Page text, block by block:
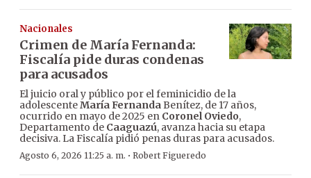
Nacionales
Crimen de María Fernanda:
Fiscalía pide duras condenas
para acusados
El juicio oral y público por el feminicidio de la
adolescenteMaría FernandaBenítez, de 17 años,
ocurrido en mayo de 2025 en Coronel Oviedo,
Departamento de Caaguazú, avanza hacia su etapa
decisiva. La Fiscalía pidió penas duras para acusados.
Agosto 6, 2026 11:25 a. m. · Robert Figueredo